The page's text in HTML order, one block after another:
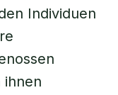
Individuen
ihnen